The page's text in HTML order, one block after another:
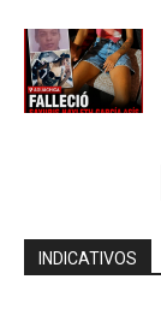
INDICATIVOS